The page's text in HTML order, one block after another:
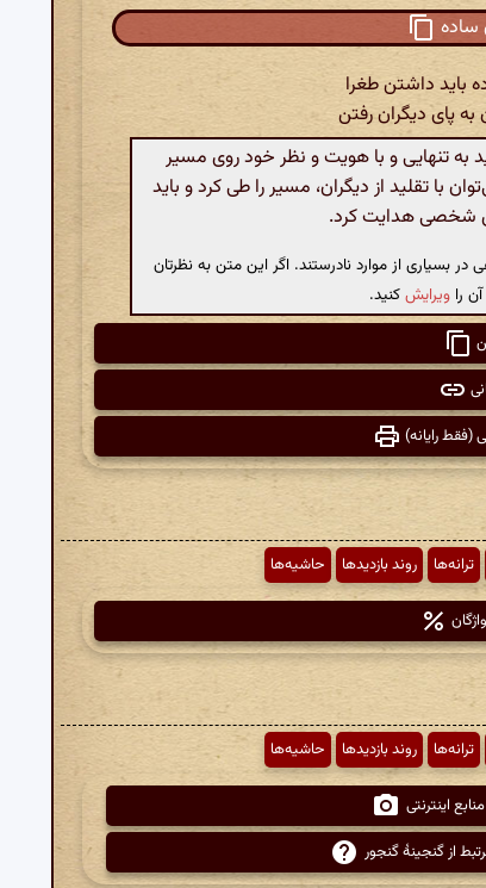
ساده
باید داشتن طغرا
پای دیگران رفتن
تنهایی و با هویت و نظر خود روی مسیر
با تقلید از دیگران، مسیر را طی کرد و باید
شخصی هدایت کرد.
بسیاری از موارد نادرستند. اگر این متن به نظرتان
را ویرایشکنید.
(فقط رایانه)
ترانه‌ها روند بازدیدها حاشیه‌ها
ترانه‌ها روند بازدیدها حاشیه‌ها
اینترنتی
از گنجینهٔ گنجور